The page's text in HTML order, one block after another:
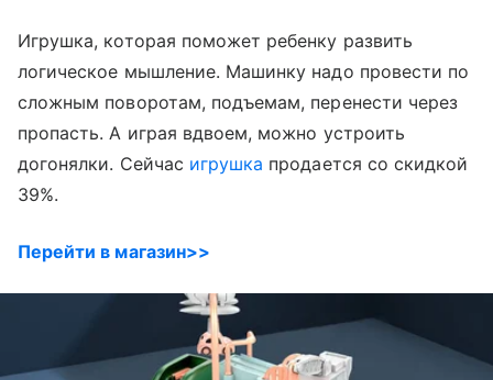
Игрушка, которая поможет ребенку развить
логическое мышление. Машинку надо провести по
сложным поворотам, подъемам, перенести через
пропасть. А играя вдвоем, можно устроить
догонялки. Сейчас игрушка продается со скидкой
39%.
Перейти в магазин>>